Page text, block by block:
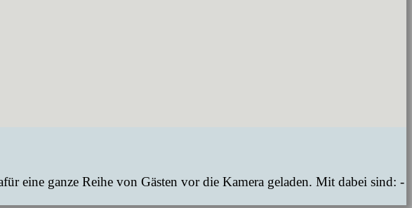
eine ganze Reihe von Gästen vor die Kamera geladen. Mit dabei sind: -